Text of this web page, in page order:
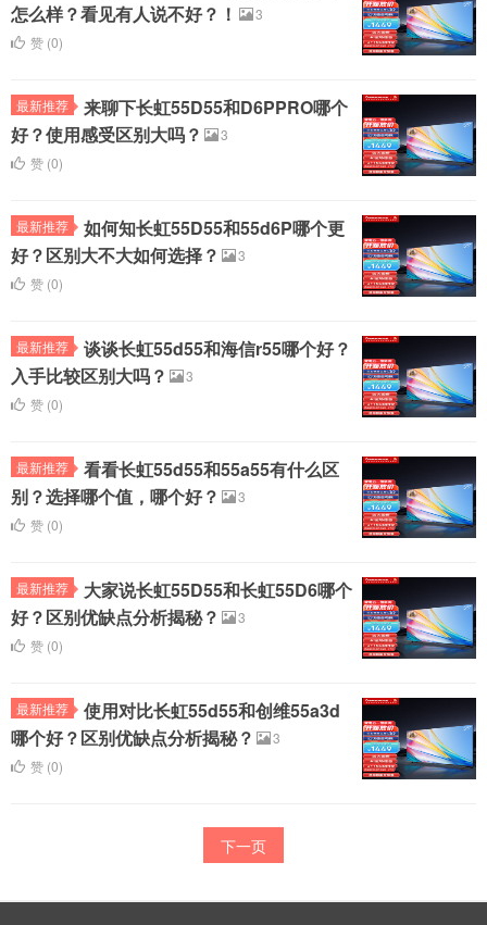
怎么样？看见有人说不好？！
3
赞 (0)
最新推荐
来聊下长虹55D55和D6PPRO哪个
好？使用感受区别大吗？
3
赞 (0)
最新推荐
如何知长虹55D55和55d6P哪个更
好？区别大不大如何选择？
3
赞 (0)
最新推荐
谈谈长虹55d55和海信r55哪个好？
入手比较区别大吗？
3
赞 (0)
最新推荐
看看长虹55d55和55a55有什么区
别？选择哪个值，哪个好？
3
赞 (0)
最新推荐
大家说长虹55D55和长虹55D6哪个
好？区别优缺点分析揭秘？
3
赞 (0)
最新推荐
使用对比长虹55d55和创维55a3d
哪个好？区别优缺点分析揭秘？
3
赞 (0)
下一页